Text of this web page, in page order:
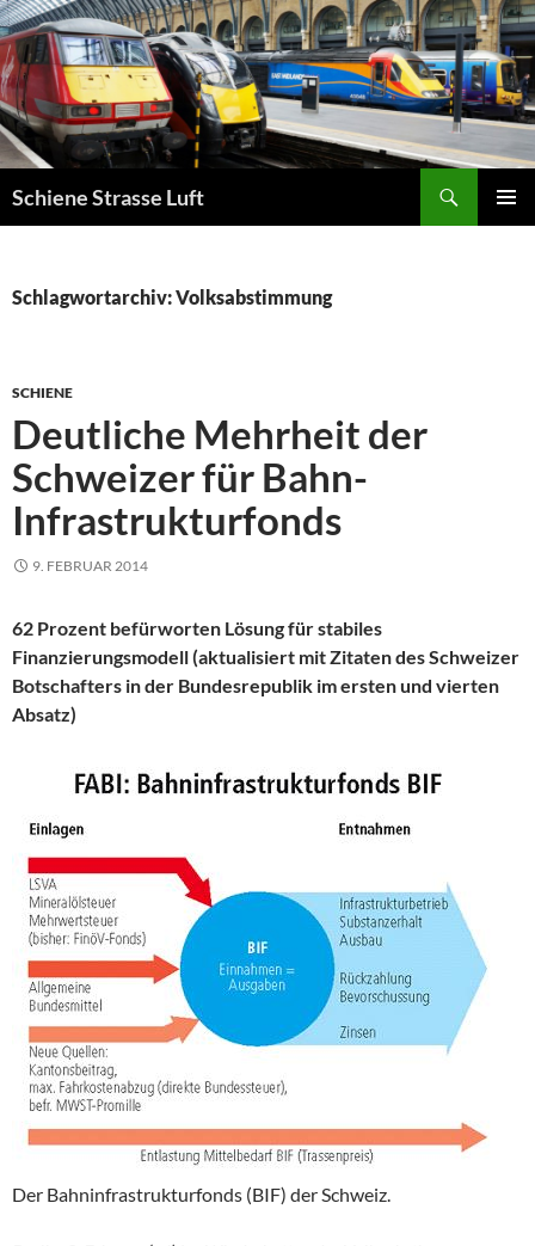
Zum
Inhalt
springen
Schiene Strasse Luft
Schlagwortarchiv: Volksabstimmung
SCHIENE
Deutliche Mehrheit der
Schweizer für Bahn-
Infrastrukturfonds
9. FEBRUAR 2014
62 Prozent befürworten Lösung für stabiles
Finanzierungsmodell (aktualisiert mit Zitaten des Schweizer
Botschafters in der Bundesrepublik im ersten und vierten
Absatz)
Der Bahninfrastrukturfonds (BIF) der Schweiz.